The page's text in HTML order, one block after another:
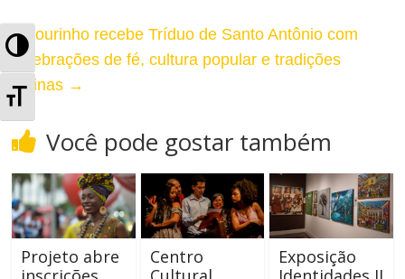
A
t
e
r
n
A
t
e
r
Pelourinho recebe Tríduo de Santo Antônio com
celebrações de fé, cultura popular e tradições
juninas →
Você pode gostar também
Projeto abre
Centro
Exposição